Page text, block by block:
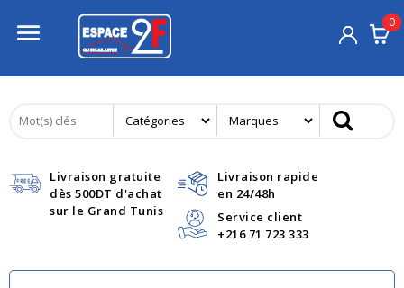
 0
Livraison gratuite
dès 500DT d'achat
sur le Grand Tunis
Livraison rapide
en 24/48h
Service client
+216 71 723 333